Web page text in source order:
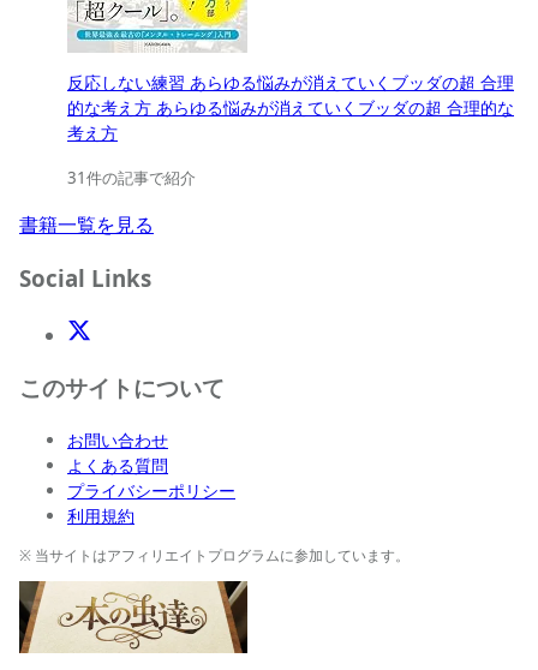
反応しない練習 あらゆる悩みが消えていくブッダの超 合理
的な考え方 あらゆる悩みが消えていくブッダの超 合理的な
考え方
31件の記事で紹介
書籍一覧を見る
Social Links
X(Twitter)
このサイトについて
お問い合わせ
よくある質問
プライバシーポリシー
利用規約
※ 当サイトはアフィリエイトプログラムに参加しています。